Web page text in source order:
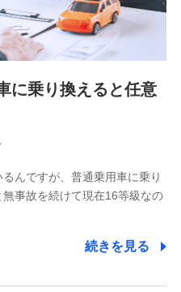
株式会社
式会社
)
険株式会社
)
より、当社と取引のあるも
に乗り換えると任意
んですが、普通乗用車に乗り
事故を続けて現在16等級なの
続きを見る